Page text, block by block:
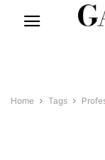
Home Tags